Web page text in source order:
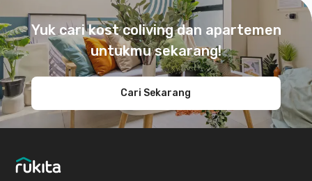
Yuk cari kost coliving dan apartemen
untukmu sekarang!
Cari Sekarang